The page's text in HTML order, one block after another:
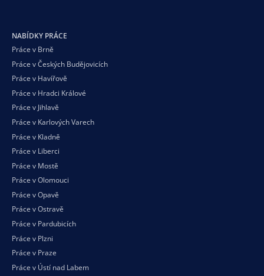
NABÍDKY PRÁCE
Práce v Brně
Práce v Českých Budějovicích
Práce v Havířově
Práce v Hradci Králové
Práce v Jihlavě
Práce v Karlových Varech
Práce v Kladně
Práce v Liberci
Práce v Mostě
Práce v Olomouci
Práce v Opavě
Práce v Ostravě
Práce v Pardubicích
Práce v Plzni
Práce v Praze
Práce v Ústí nad Labem